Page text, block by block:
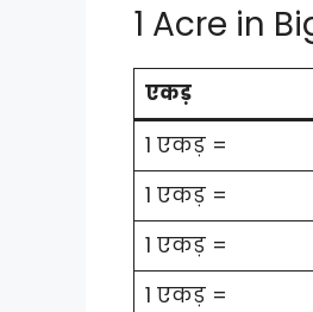
1 Acre in
एकड़
1 एकड़ =
1 एकड़ =
1 एकड़ =
1 एकड़ =